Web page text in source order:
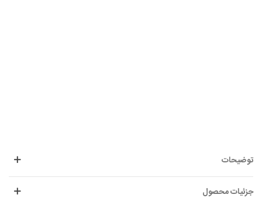
توضیحات
جزئیات محصول